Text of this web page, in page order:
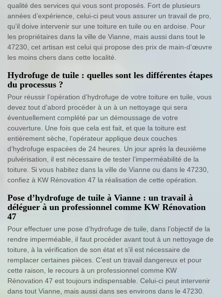
qualité des services qui vous sont proposés. Fort de plusieurs
années d’expérience, celui-ci peut vous assurer un travail de pro,
qu’il doive intervenir sur une toiture en tuile ou en ardoise. Pour
les propriétaires dans la ville de Vianne, mais aussi dans tout le
47230, cet artisan est celui qui propose des prix de main-d’œuvre
les moins chers dans cette localité.
Hydrofuge de tuile : quelles sont les différentes étapes
du processus ?
Pour réussir l’opération d’hydrofuge de votre toiture en tuile, vous
devez tout d’abord procéder à un à un nettoyage qui sera
éventuellement complété par un démoussage de votre
couverture. Une fois que cela est fait, et que la toiture est
entièrement sèche, l’opérateur applique deux couches
d’hydrofuge espacées de 24 heures. Un jour après la deuxième
pulvérisation, il est nécessaire de tester l’imperméabilité de la
toiture. Si vous habitez dans la ville de Vianne ou dans le 47230,
confiez à KW Rénovation 47 la réalisation de cette opération.
Pose d’hydrofuge de tuile à Vianne : un travail à
déléguer à un professionnel comme KW Rénovation
47
Pour effectuer une pose d’hydrofuge de tuile, dans l’objectif de la
rendre imperméable, il faut procéder avant tout à un nettoyage de
toiture, à la vérification de son état et s’il est nécessaire de
remplacer certaines pièces. C’est un travail dangereux et pour
cette raison, le recours à un professionnel comme KW
Rénovation 47 est toujours indispensable. Celui-ci peut intervenir
dans tout Vianne, mais aussi dans ses environs dans le 47230.